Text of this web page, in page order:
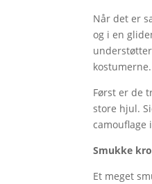
Når det er
og i en
kostumerne.
Først er de
store hjul.
camouflage
Smukke
Et meget